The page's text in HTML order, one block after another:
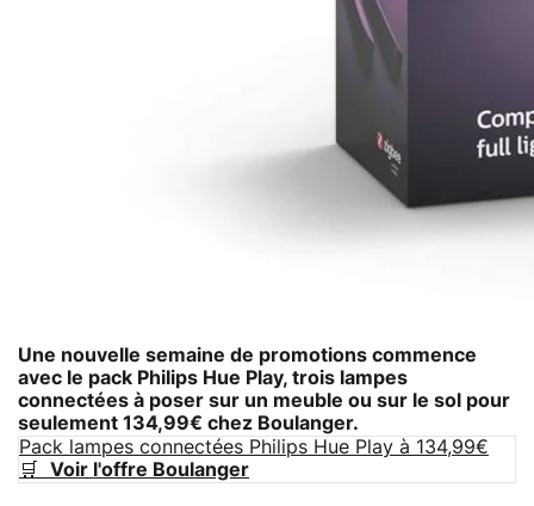
Une nouvelle semaine de promotions commence
avec le pack Philips Hue Play, trois lampes
connectées à poser sur un meuble ou sur le sol pour
seulement 134,99€ chez Boulanger.
Pack lampes connectées Philips Hue Play à 134,99€
🛒 Voir l'offre Boulanger